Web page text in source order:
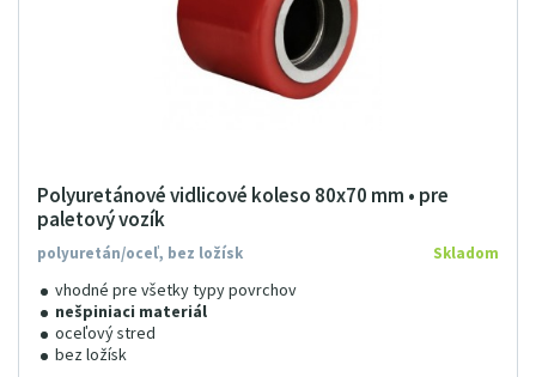
Polyuretánové vidlicové koleso 80x70 mm • pre
paletový vozík
polyuretán/oceľ, bez ložísk
vhodné pre všetky typy povrchov
nešpiniaci materiál
oceľový stred
bez ložísk
Skladom